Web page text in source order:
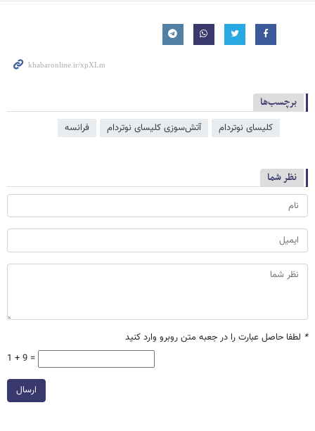
برچسب‌ها
کلیسای نوتردام آتش‌سوزی کلیسای نوتردام فرانسه
نظر شما
* لطفا حاصل عبارت را در جعبه متن روبرو وارد کنید
1 + 9 =
ارسال